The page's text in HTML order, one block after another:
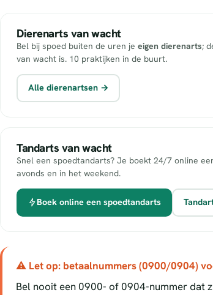
Dierenarts van wacht
Bel bij spoed buiten de uren je eigen dierenarts;
van wacht is. 10 praktijken in de buurt.
Alle dierenartsen →
Tandarts van wacht
Snel een spoedtandarts? Je boekt 24/7 online
avonds en in het weekend.
Boek online een spoedtandarts
⚠ Let op: betaalnummers (0900/0904)
Bel nooit een 0900- of 0904-nummer dat